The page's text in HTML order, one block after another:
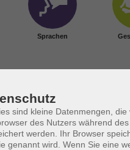
Sprachen
sind kleine Datenmengen,
des Nutzers während
werden. Ihr Browser
genannt wird. Wenn Sie eine